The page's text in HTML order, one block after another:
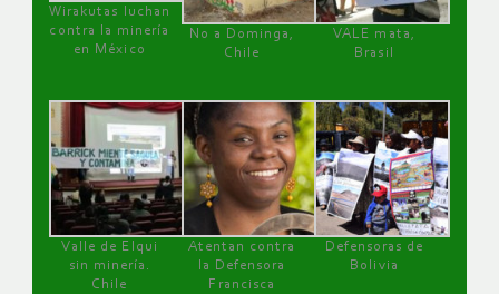
Wirakutas luchan
contra la minería
en México
No a Dominga,
Chile
VALE mata,
Brasil
Valle de Elqui
sin minería.
Chile
Atentan contra
la Defensora
Francisca
Defensoras de
Bolivia